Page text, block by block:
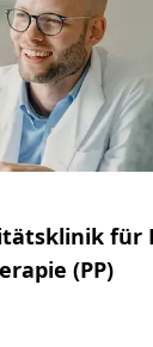
für
(PP)